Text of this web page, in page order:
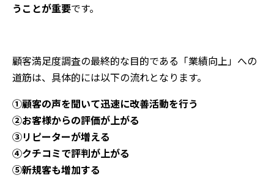
うことが重要です。
顧客満足度調査の最終的な目的である「業績向上」への
道筋は、具体的には以下の流れとなります。
①顧客の声を聞いて迅速に改善活動を行う
②お客様からの評価が上がる
③リピーターが増える
④クチコミで評判が上がる
⑤新規客も増加する